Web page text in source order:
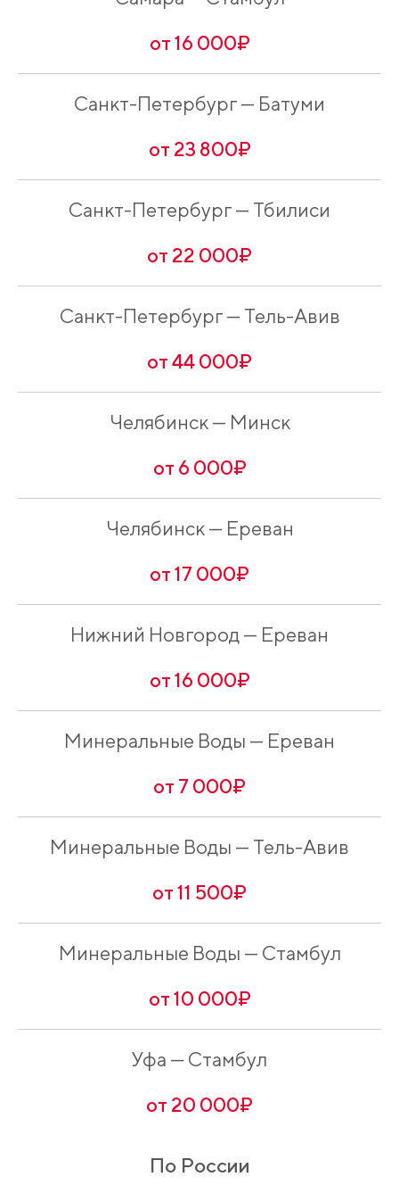
от 16 000₽
Санкт-Петербург — Батуми
от 23 800₽
Санкт-Петербург — Тбилиси
от 22 000₽
Санкт-Петербург — Тель-Авив
от 44 000₽
Челябинск — Минск
от 6 000₽
Челябинск — Ереван
от 17 000₽
Нижний Новгород — Ереван
от 16 000₽
Минеральные Воды — Ереван
от 7 000₽
Минеральные Воды — Тель-Авив
от 11 500₽
Минеральные Воды — Стамбул
от 10 000₽
Уфа — Стамбул
от 20 000₽
По России